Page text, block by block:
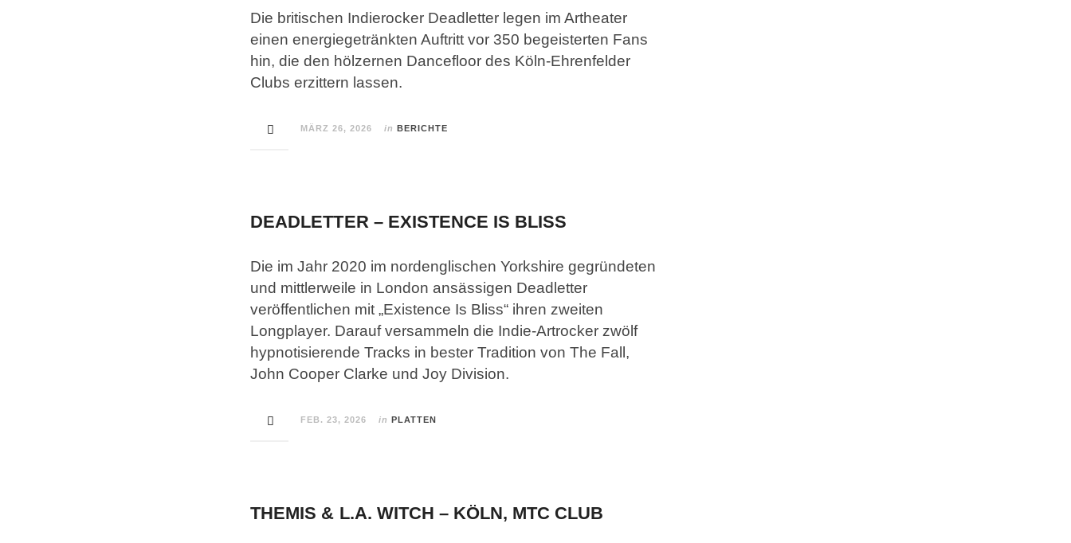
Die britischen Indierocker Deadletter legen im Artheater
einen energiegetränkten Auftritt vor 350 begeisterten Fans
hin, die den hölzernen Dancefloor des Köln-Ehrenfelder
Clubs erzittern lassen.
MÄRZ 26, 2026 in BERICHTE
DEADLETTER – EXISTENCE IS BLISS
Die im Jahr 2020 im nordenglischen Yorkshire gegründeten
und mittlerweile in London ansässigen Deadletter
veröffentlichen mit „Existence Is Bliss“ ihren zweiten
Longplayer. Darauf versammeln die Indie-Artrocker zwölf
hypnotisierende Tracks in bester Tradition von The Fall,
John Cooper Clarke und Joy Division.
FEB. 23, 2026 in PLATTEN
THEMIS & L.A. WITCH – KÖLN, MTC CLUB